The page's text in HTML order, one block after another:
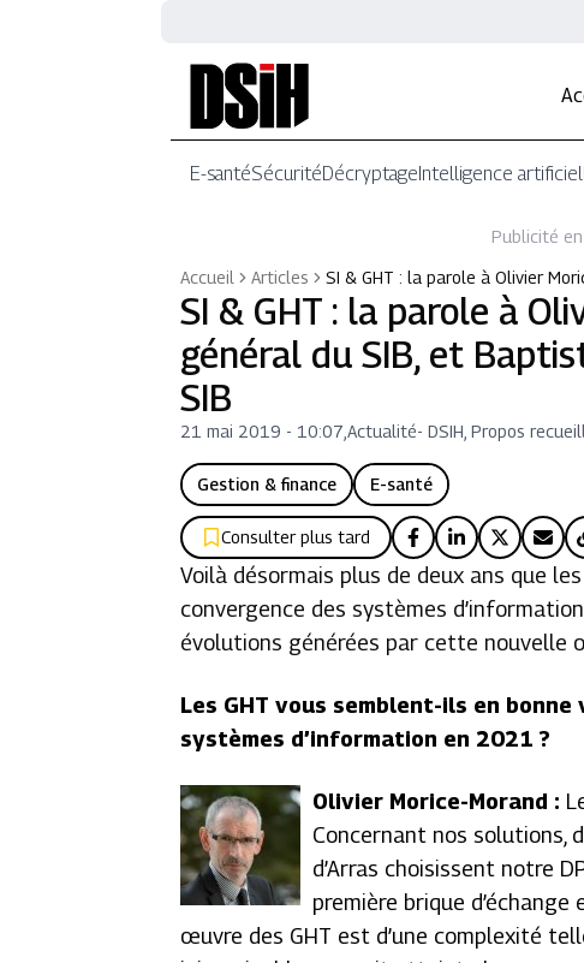
E-santéSécuritéDécryptageIntelligence
Publicité en
Accueil
Articles SI & GHT : la parole à Olivier
SI & GHT : la parole à
général du SIB, et
SIB
21 mai 2019 - 10:07 ,Actualité-DSIH, Propos
Gestion & finance E-santé
Consulter plus tard
Voilà désormais plus de deux ans que
convergence des systèmes
évolutions générées par cette nouvelle
Les GHT vous semblent-ils en
systèmes d’information en 2021 ?
Olivier Morice-Morand :
Concernant nos solutions,
d’Arras choisissent notre
première brique
œuvre des GHT est d’une complexité